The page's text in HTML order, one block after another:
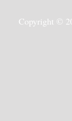
Copyright ©